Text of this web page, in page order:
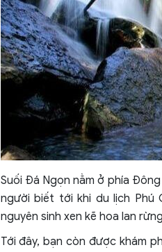
Suối Đá Ngọn nằm ở phía
người biết tới khi du lịch Phú
nguyên sinh xen kẽ hoa lan
Tới đây, bạn còn được khám